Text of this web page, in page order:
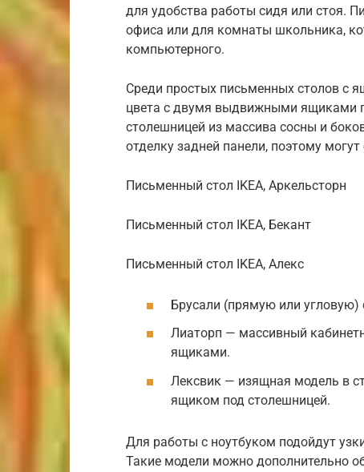
для удобства работы сидя или стоя.
офиса или для комнаты школьника,
компьютерного.
Среди простых письменных столов с
цвета с двумя выдвижными ящиками
столешницей из массива сосны и
отделку задней панели, поэтому
Письменный стол IKEA, Аркельсторн
Письменный стол IKEA, Бекант
Письменный стол IKEA, Алекс
Брусали (прямую или
Лиаторп — массивный
ящиками.
Лексвик — изящная модель в
ящиком под столешницей.
Для работы с ноутбуком подойдут
Такие модели можно дополнительно